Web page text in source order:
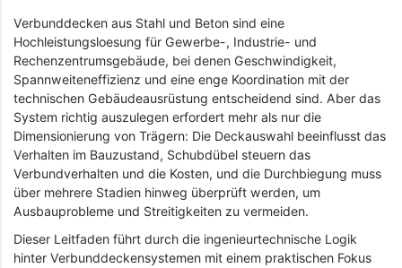
Verbunddecken aus Stahl und Beton sind eine
Hochleistungsloesung für Gewerbe-, Industrie- und
Rechenzentrumsgebäude, bei denen Geschwindigkeit,
Spannweiteneffizienz und eine enge Koordination mit der
technischen Gebäudeausrüstung entscheidend sind. Aber das
System richtig auszulegen erfordert mehr als nur die
Dimensionierung von Trägern: Die Deckauswahl beeinflusst das
Verhalten im Bauzustand, Schubdübel steuern das
Verbundverhalten und die Kosten, und die Durchbiegung muss
über mehrere Stadien hinweg überprüft werden, um
Ausbauprobleme und Streitigkeiten zu vermeiden.
Dieser Leitfaden führt durch die ingenieurtechnische Logik
hinter Verbunddeckensystemen mit einem praktischen Fokus